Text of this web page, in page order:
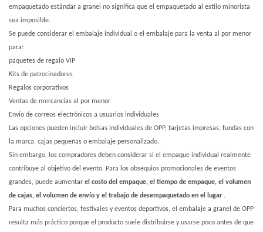
empaquetado estándar a granel no significa que el empaquetado al estilo minorista
sea imposible.
Se puede considerar el embalaje individual o el embalaje para la venta al por menor
para:
paquetes de regalo VIP
Kits de patrocinadores
Regalos corporativos
Ventas de mercancías al por menor
Envío de correos electrónicos a usuarios individuales
Las opciones pueden incluir bolsas individuales de OPP, tarjetas impresas, fundas con
la marca, cajas pequeñas o embalaje personalizado.
Sin embargo, los compradores deben considerar si el empaque individual realmente
contribuye al objetivo del evento. Para los obsequios promocionales de eventos
grandes, puede aumentar el costo del empaque, el tiempo de empaque, el volumen
de cajas, el volumen de envío y el trabajo de desempaquetado en el lugar .
Para muchos conciertos, festivales y eventos deportivos, el embalaje a granel de OPP
resulta más práctico porque el producto suele distribuirse y usarse poco antes de que